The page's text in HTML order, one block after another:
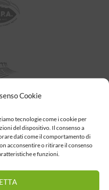
Cookie
tecnologie come i cookie per
del dispositivo. Il consenso a
dati come il comportamento di
acconsentire o ritirare il consenso
e funzioni.